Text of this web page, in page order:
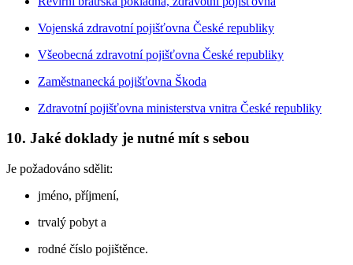
Vojenská zdravotní pojišťovna České republiky
Všeobecná zdravotní pojišťovna České republiky
Zaměstnanecká pojišťovna Škoda
Zdravotní pojišťovna ministerstva vnitra České republiky
10. Jaké doklady je nutné mít s sebou
Je požadováno sdělit:
jméno, příjmení,
trvalý pobyt a
rodné číslo pojištěnce.